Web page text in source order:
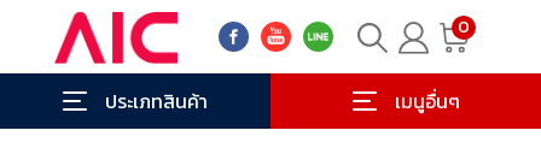
0
ประเภทสินค้า เมนูอื่นๆ